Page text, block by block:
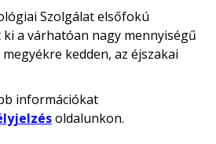
Szolgálat elsőfokú
a várhatóan nagy mennyiségű
kedden, az éjszakai
információkat
oldalunkon.